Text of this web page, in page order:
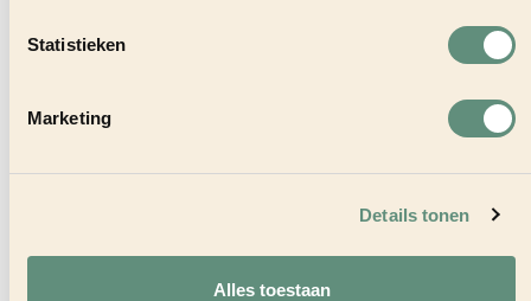
Statistieken
Marketing
Details tonen
Alles toestaan